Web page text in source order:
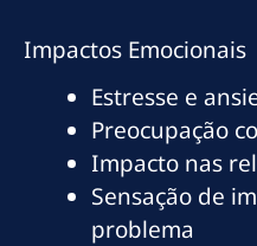
Impactos Emocionais
Estresse e
Preocupação
Impacto nas
Sensação de
problema